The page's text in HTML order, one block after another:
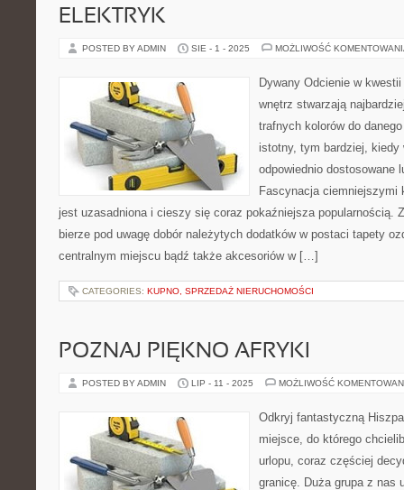
ELEKTRYK
POSTED BY ADMIN SIE - 1 - 2025 MOŻLIWOŚĆ
Dywany Odcienie w
wnętrz stwarzają
trafnych kolorów do
istotny, tym bardziej, kiedy
odpowiednio dostosowane
Fascynacja ciemniejszymi
jest uzasadniona i cieszy się coraz pokaźniejsza popularnością.
bierze pod uwagę dobór należytych dodatków w postaci tapety
centralnym miejscu bądź także akcesoriów w […]
CATEGORIES: KUPNO, SPRZEDAŻ NIERUCHOMOŚCI
POZNAJ PIĘKNO AFRYKI
POSTED BY ADMIN LIP - 11 - 2025 MOŻLIWOŚĆ
Odkryj fantastyczną
miejsce, do którego
urlopu, coraz częściej
granicę. Duża grupa z nas